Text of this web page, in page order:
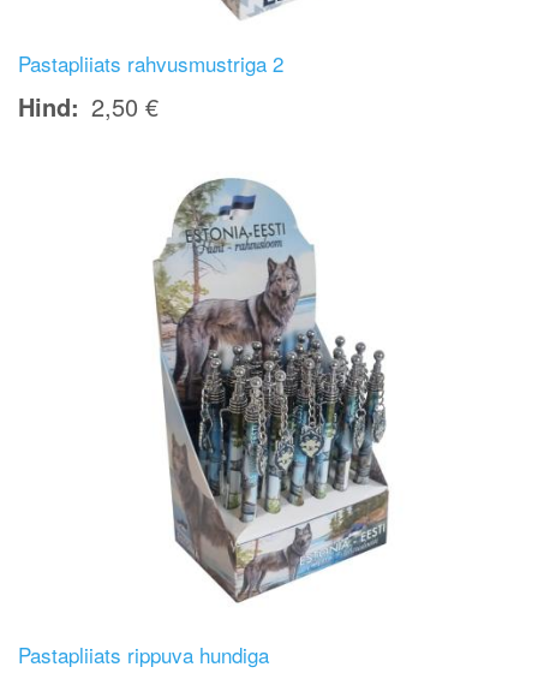
Pastapliiats rahvusmustriga 2
Hind 2,50 €
Pastapliiats rippuva hundiga